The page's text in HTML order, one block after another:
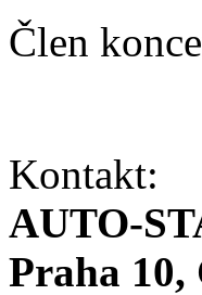
Člen
Kontakt:
AUTO-
Praha 10,